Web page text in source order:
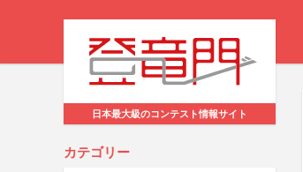
日本最大級のコンテスト情報サイト
カテゴリー